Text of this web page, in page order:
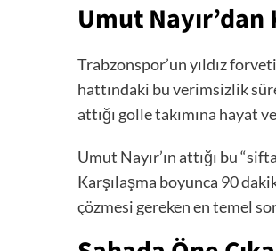
Umut
Trabzonspor’un yıldız
hattındaki bu verimsizlik
attığı golle takımına hayat
Umut Nayır’ın attığı bu
Karşılaşma boyunca 90
çözmesi gereken en temel